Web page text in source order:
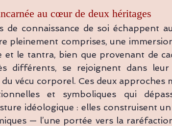
au cœur de deux héritages
de connaissance de soi échappent
pleinement comprises, une
et le tantra, bien que provenant de
différents, se rejoignent dans
vécu corporel. Ces deux approches
et symboliques qui
idéologique : elles construisent
— l’une portée vers la